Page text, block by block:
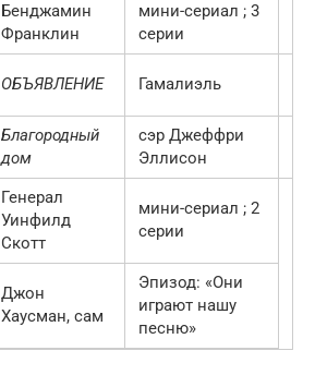
Бенджамин
Франклин
мини-сериал ; 3
серии
ОБЪЯВЛЕНИЕ Гамалиэль
Благородный
дом
сэр Джеффри
Эллисон
Генерал
Уинфилд
Скотт
мини-сериал ; 2
серии
Джон
Хаусман, сам
Эпизод: «Они
играют нашу
песню»